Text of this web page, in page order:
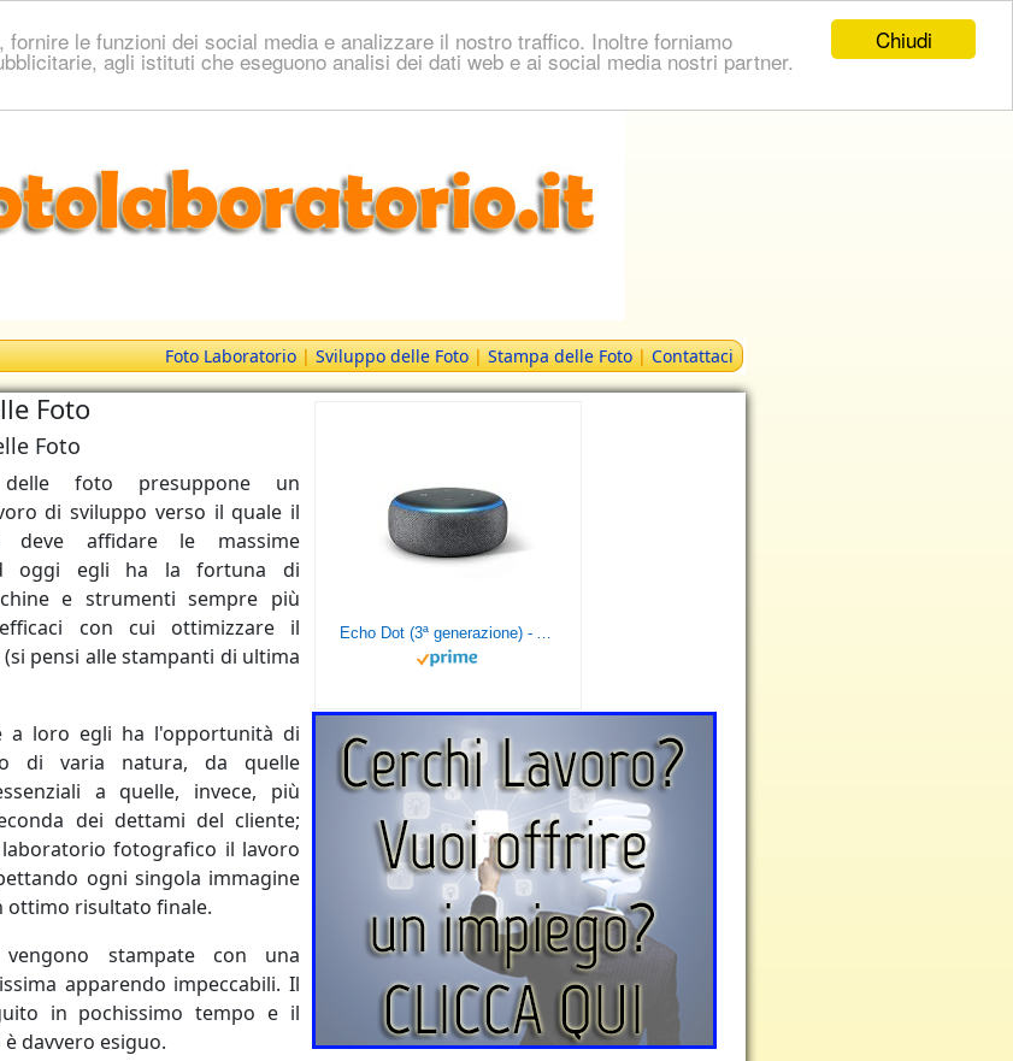
Chiudi
le funzioni dei social media e analizzare il nostro traffico. Inoltre forniamo
agli istituti che eseguono analisi dei dati web e ai social media nostri partner.
Foto Laboratorio | Sviluppo delle Foto | Stampa delle Foto | Contattaci
Echo Dot (3ª generazione) - Altoparlante intelligente con integrazione Alexa - Tessuto antracite
Foto
Foto
foto presuppone un
di sviluppo verso il quale il
deve affidare le massime
oggi egli ha la fortuna di
e strumenti sempre più
con cui ottimizzare il
pensi alle stampanti di ultima
a loro egli ha l'opportunità di
di varia natura, da quelle
a quelle, invece, più
dei dettami del cliente;
fotografico il lavoro
ogni singola immagine
ottimo risultato finale.
stampate con una
apparendo impeccabili. Il
in pochissimo tempo e il
davvero esiguo.